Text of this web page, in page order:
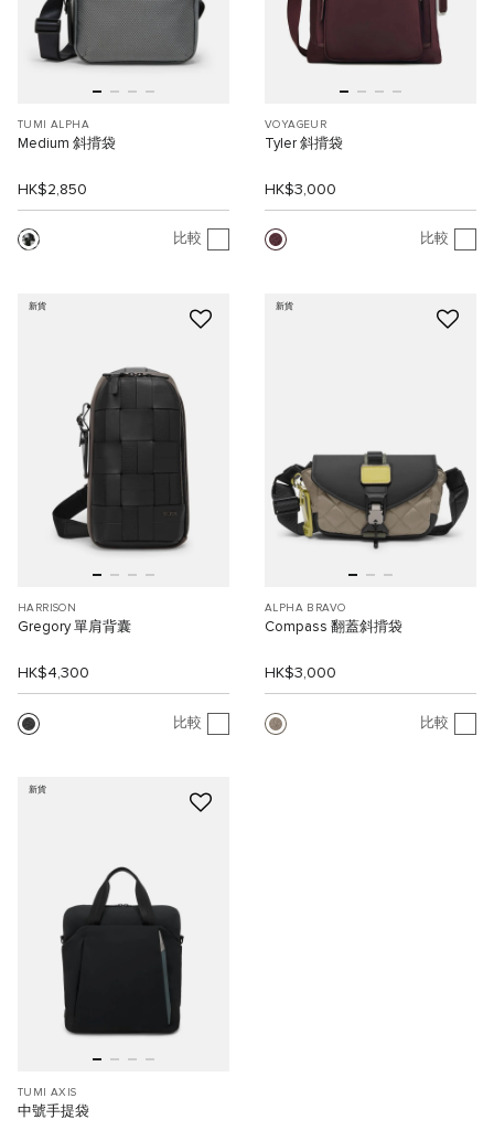
TUMI ALPHA
Medium 斜揹袋
HK$2,850
比較
VOYAGEUR
Tyler 斜揹袋
HK$3,000
比較
新貨
HARRISON
Gregory 單肩背囊
HK$4,300
比較
新貨
ALPHA BRAVO
Compass 翻蓋斜揹袋
HK$3,000
比較
新貨
TUMI AXIS
中號手提袋